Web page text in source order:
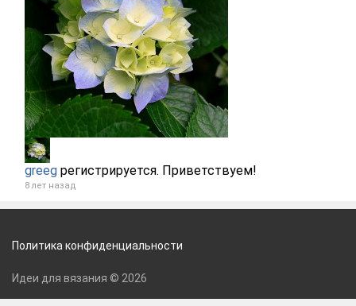
greeg регистрируется. Приветствуем!
8 лет назад
Политика конфиденциальности
Идеи для вязания © 2026